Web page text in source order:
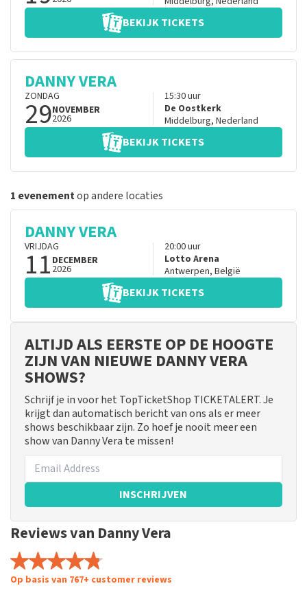
BEKIJK TICKETS
DANNY VERA
ZONDAG
29NOVEMBER
2026
15:30uur
De Oostkerk
Middelburg, Nederland
BEKIJK TICKETS
1 evenementop andere locaties
DANNY VERA
VRIJDAG
11 DECEMBER
2026
20:00uur
Lotto Arena
Antwerpen, België
BEKIJK TICKETS
ALTIJD ALS EERSTE OP DE HOOGTE
ZIJN VAN NIEUWE DANNY VERA
SHOWS?
Schrijf je in voor het TopTicketShop TICKETALERT. Je
krijgt dan automatisch bericht van ons als er meer
shows beschikbaar zijn. Zo hoef je nooit meer een
show van Danny Vera te missen!
INSCHRIJVEN
Reviews van Danny Vera
Op basis van 767+ customer reviews